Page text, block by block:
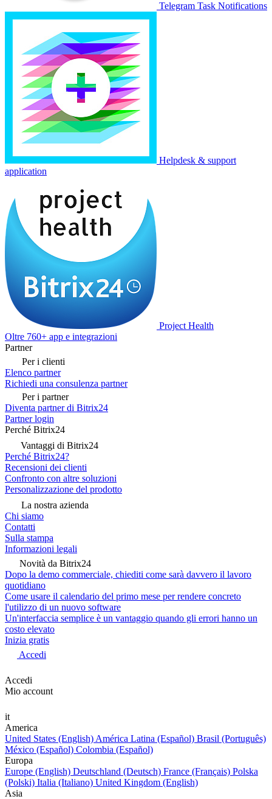
Telegram Task Notifications
Helpdesk & support
application
Project Health
Oltre 760+ app e integrazioni
Partner
Per i clienti
Elenco partner
Richiedi una consulenza partner
Per i partner
Diventa partner di Bitrix24
Partner login
Perché Bitrix24
Vantaggi di Bitrix24
Perché Bitrix24?
Recensioni dei clienti
Confronto con altre soluzioni
Personalizzazione del prodotto
La nostra azienda
Chi siamo
Contatti
Sulla stampa
Informazioni legali
Novità da Bitrix24
Dopo la demo commerciale, chiediti come sarà davvero il lavoro
quotidiano
Come usare il calendario del primo mese per rendere concreto
l'utilizzo di un nuovo software
Un'interfaccia semplice è un vantaggio quando gli errori hanno un
costo elevato
Inizia gratis
Accedi
Accedi
Mio account
it
America
United States (English) América Latina (Español) Brasil (Português)
México (Español) Colombia (Español)
Europa
Europe (English) Deutschland (Deutsch) France (Français) Polska
(Polski) Italia (Italiano) United Kingdom (English)
Asia